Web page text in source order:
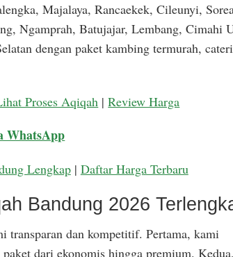
Majalaya, Rancaekek, Cileunyi,
Ngamprah, Batujajar, Lembang, Cimahi
dengan paket kambing termurah,
Proses Aqiqah |Review Harga
WhatsApp
Lengkap| Daftar Harga Terbaru
Bandung 2026
transparan dan kompetitif. Pertama, kami
dari ekonomis hingga premium.